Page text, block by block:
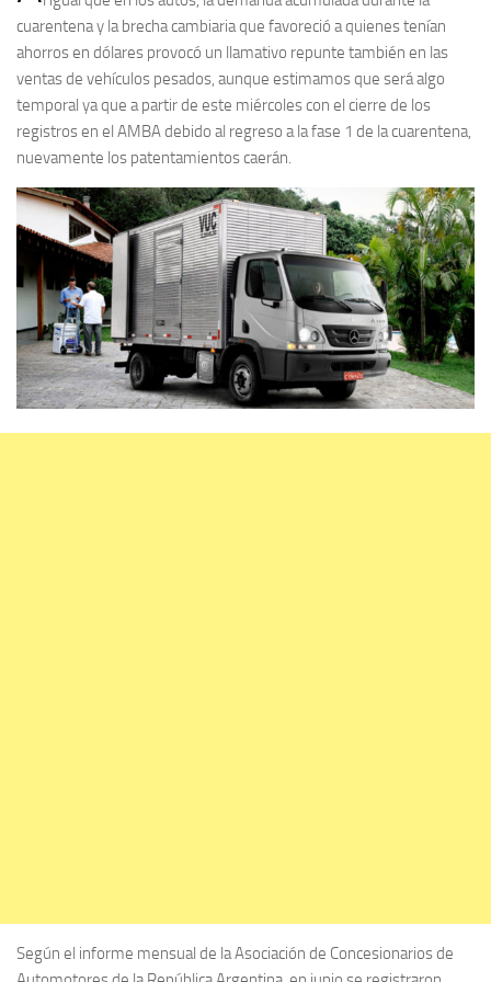
cuarentena y la brecha cambiaria que favoreció a quienes tenían
ahorros en dólares provocó un llamativo repunte también en las
ventas de vehículos pesados, aunque estimamos que será algo
temporal ya que a partir de este miércoles con el cierre de los
registros en el AMBA debido al regreso a la fase 1 de la cuarentena,
nuevamente los patentamientos caerán.
Según el informe mensual de la Asociación de Concesionarios de